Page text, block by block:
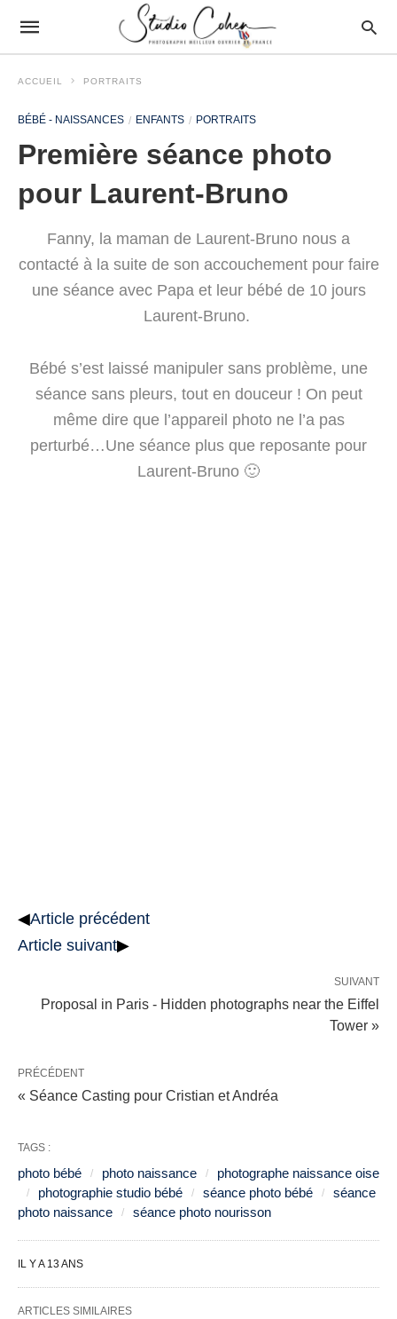
ACCUEIL PORTRAITS
BÉBÉ - NAISSANCES ENFANTS PORTRAITS
Première séance photo
pour Laurent-Bruno
Fanny, la maman de Laurent-Bruno nous a
contacté à la suite de son accouchement pour faire
une séance avec Papa et leur bébé de 10 jours
Laurent-Bruno.
Bébé s’est laissé manipuler sans problème, une
séance sans pleurs, tout en douceur ! On peut
même dire que l’appareil photo ne l’a pas
perturbé…Une séance plus que reposante pour
Laurent-Bruno 🙂
◀Article précédent
Article suivant▶
SUIVANT
Proposal in Paris - Hidden photographs near the Eiffel
Tower »
PRÉCÉDENT
« Séance Casting pour Cristian et Andréa
TAGS :
photo bébé photo naissance
photographe naissance oise
photographie studio bébé
séance photo bébé
séance
photo naissance
séance photo nourisson
IL Y A 13 ANS
ARTICLES SIMILAIRES